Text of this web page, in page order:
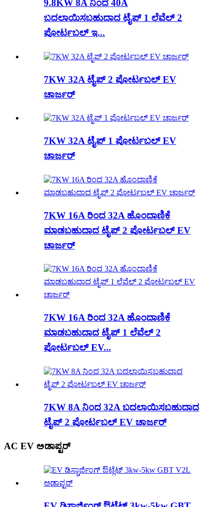
9.8KW 8A ನಿಂದ 40A
ಬದಲಾಯಿಸಬಹುದಾದ ಟೈಪ್ 1 ಲೆವೆಲ್ 2
ಪೋರ್ಟಬಲ್ ಇ...
7KW 32A ಟೈಪ್ 2 ಪೋರ್ಟಬಲ್ EV
ಚಾರ್ಜರ್
7KW 32A ಟೈಪ್ 1 ಪೋರ್ಟಬಲ್ EV
ಚಾರ್ಜರ್
7KW 16A ರಿಂದ 32A ಹೊಂದಾಣಿಕೆ
ಮಾಡಬಹುದಾದ ಟೈಪ್ 2 ಪೋರ್ಟಬಲ್ EV
ಚಾರ್ಜರ್
7KW 16A ರಿಂದ 32A ಹೊಂದಾಣಿಕೆ
ಮಾಡಬಹುದಾದ ಟೈಪ್ 1 ಲೆವೆಲ್ 2
ಪೋರ್ಟಬಲ್ EV...
7KW 8A ನಿಂದ 32A ಬದಲಾಯಿಸಬಹುದಾದ
ಟೈಪ್ 2 ಪೋರ್ಟಬಲ್ EV ಚಾರ್ಜರ್
AC EV ಅಡಾಪ್ಟರ್